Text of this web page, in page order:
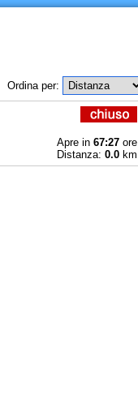
Ordina per:
Apre in 67:27ore
Distanza: 0.0km